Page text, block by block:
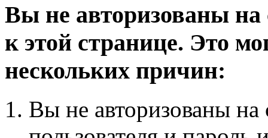
Вы не авторизованы на
к этой странице. Это
нескольких причин:
Вы не авторизованы на